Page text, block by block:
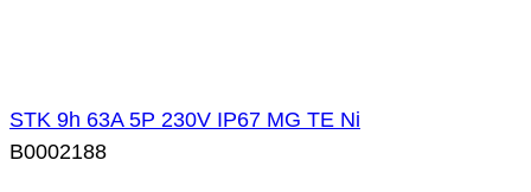
STK 9h 63A 5P 230V IP67 MG TE Ni
B0002188